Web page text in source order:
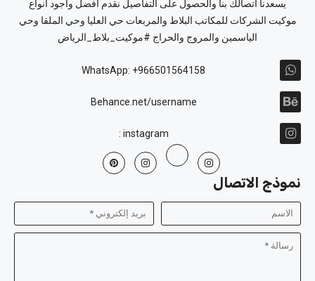
يسعدنا اتصالك بنا والحصول على التفاصيل نقدم افضل واجود انواع
موكيت الشركات للمكاتب البلاط والمربعات حي العليا وحي الملقا وحي
الياسمين والمروج والحراج #موكيت_بلاط_الرياض
WhatsApp: +966501564158
Behance.net/username
instagram :
نموذج الاتصال